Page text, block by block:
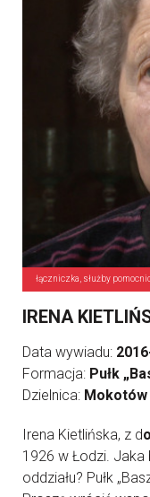
łączniczka, służby
IRENA
Data wywiadu:
Formacja: Pułk
Dzielnica: Mokotów
Irena Kietlińska, z do
1926 w Łodzi. Jaka
oddziału? Pułk